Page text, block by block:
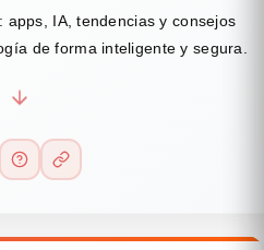
apps, IA, tendencias y consejos
de forma inteligente y segura.